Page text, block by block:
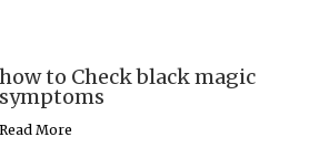
how to Check black magic
symptoms
Read More